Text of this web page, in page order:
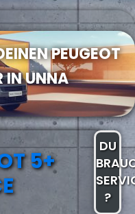
PEUGEOT
IN UNNA
5+
DU
?